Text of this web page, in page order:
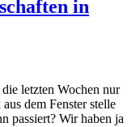
in
letzten Wochen nur
dem Fenster stelle
passiert? Wir haben ja